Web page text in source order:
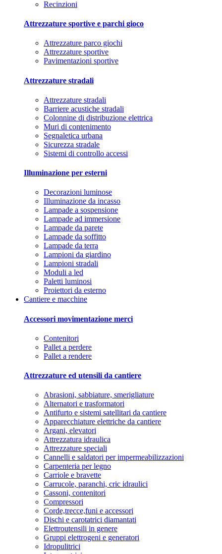
Recinzioni
Attrezzature sportive e parchi gioco
Attrezzature parco giochi
Attrezzature sportive
Pavimentazioni sportive
Attrezzature stradali
Attrezzature stradali
Barriere acustiche stradali
Colonnine di distribuzione elettrica
Muri di contenimento
Segnaletica urbana
Sicurezza stradale
Sistemi di controllo accessi
Illuminazione per esterni
Decorazioni luminose
Illuminazione da incasso
Lampade a sospensione
Lampade ad immersione
Lampade da parete
Lampade da soffitto
Lampade da terra
Lampioni da giardino
Lampioni stradali
Moduli a led
Paletti luminosi
Proiettori da esterno
Cantiere e macchine
Accessori movimentazione merci
Contenitori
Pallet a perdere
Pallet a rendere
Attrezzature ed utensili da cantiere
Abrasioni, sabbiature, smerigliature
Alternatori e trasformatori
Antifurto e sistemi satellitari da cantiere
Apparecchiature elettriche da cantiere
Argani, elevatori
Attrezzatura idraulica
Attrezzature speciali
Cannelli e saldatori per impermeabilizzazioni
Carpenteria per legno
Carriole e bravette
Carrucole, paranchi, cric idraulici
Cassoni, contenitori
Compressori
Corde,trecce,funi e accessori
Dischi e carotatrici diamantati
Elettroutensili in genere
Gruppi elettrogeni e generatori
Idropulitrici